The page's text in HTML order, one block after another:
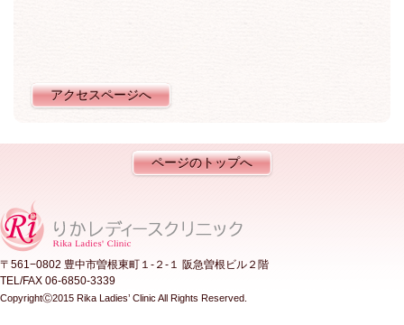
アクセスページへ
ページのトップへ
〒561−0802 豊中市曽根東町１-２-１ 阪急曽根ビル２階
TEL/FAX 06-6850-3339
CopyrightⒸ2015 Rika Ladies’ Clinic All Rights Reserved.